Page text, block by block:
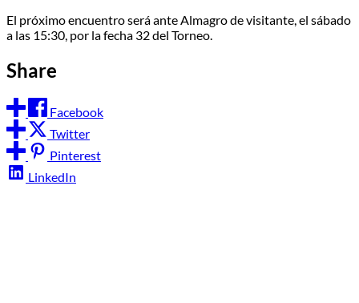
El próximo encuentro será ante Almagro de visitante, el sábado
a las 15:30, por la fecha 32 del Torneo.
Share
Facebook
Twitter
Pinterest
LinkedIn